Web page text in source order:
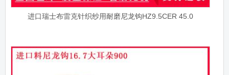
进口瑞士布雷克针织纱用耐磨尼龙钩HZ9.5CER 45.0